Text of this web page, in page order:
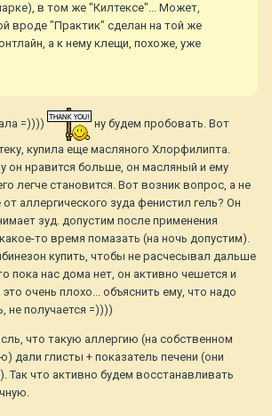
в том же "Килтексе"... Может,
вроде "Практик" сделан на той же
а к нему клещи, похоже, уже
=))))
ну будем пробовать. Вот
купила еще масляного Хлорфилипта.
он нравится больше, он масляный и ему
легче становится. Вот возник вопрос, а не
аллергического зуда фенистил гель? Он
зуд. допустим после применения
то время помазать (на ночь допустим).
купить, чтобы не расчесывал дальше
пока нас дома нет, он активно чешется и
очень плохо... объяснить ему, что надо
не получается =))))
что такую аллергию (на собственном
дали глисты + показатель печени (они
Так что активно будем восстанавливать